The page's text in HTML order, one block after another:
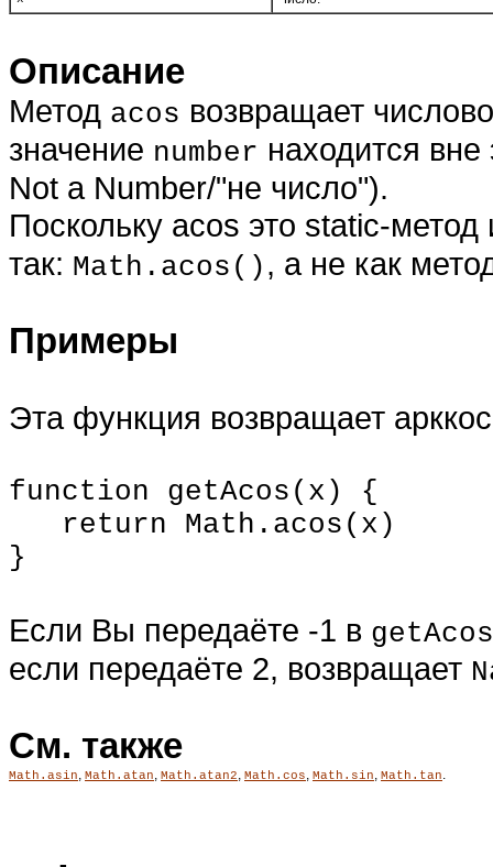
Описание
Метод acos возвращает
значение number находится
Not a Number/"не число").
Поскольку acos это static-метод
так: Math.acos() , а не как
Примеры
Эта функция возвращает
function getAcos(x) {
return Math.acos(x)
}
Если Вы передаёте -1 в getAcos
если передаёте 2, возвращает
См. также
Math.asin, Math.atan, Math.atan2, Math.cos, Math.sin, Math.tan.